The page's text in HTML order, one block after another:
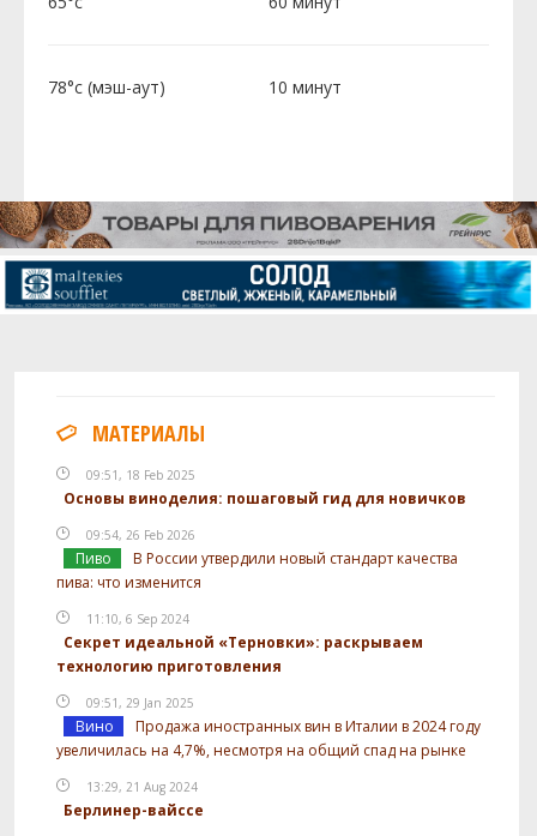
78°c (мэш-аут) 10 минут
МАТЕРИАЛЫ
09:51, 18 Feb 2025
Основы виноделия: пошаговый гид для новичков
09:54, 26 Feb 2026
Пиво
В России утвердили новый стандарт качества
пива: что изменится
11:10, 6 Sep 2024
Секрет идеальной «Терновки»: раскрываем
технологию приготовления
09:51, 29 Jan 2025
Вино
Продажа иностранных вин в Италии в 2024 году
увеличилась на 4,7%, несмотря на общий спад на рынке
13:29, 21 Aug 2024
Берлинер-вайссе